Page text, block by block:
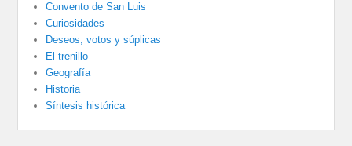
Convento de San Luis
Curiosidades
Deseos, votos y súplicas
El trenillo
Geografía
Historia
Síntesis histórica